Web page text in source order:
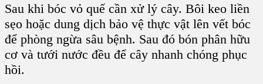
Sau khi bóc vỏ quế cần xử lý cây. Bôi keo liền
sẹo hoặc dung dịch bảo vệ thực vật lên vết bóc
để phòng ngừa sâu bệnh. Sau đó bón phân hữu
cơ và tưới nước đều để cây nhanh chóng phục
hồi.